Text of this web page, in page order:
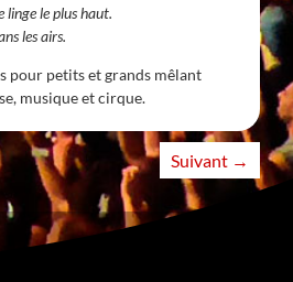
linge le plus haut.
les airs.
pour petits et grands mêlant
musique et cirque.
Suivant →